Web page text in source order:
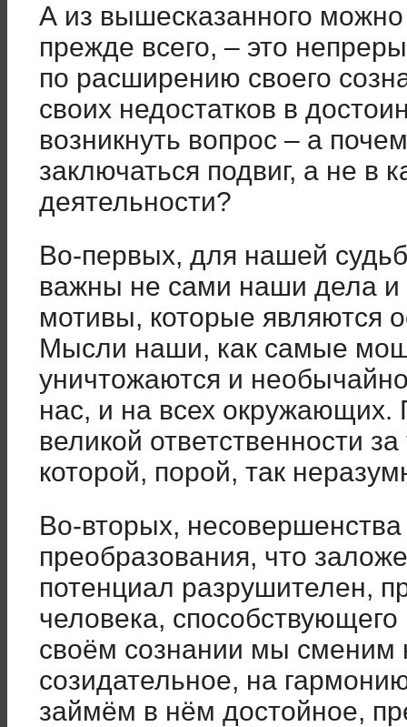
А из вышесказанного можно
прежде всего, – это
по расширению своего
своих недостатков в
возникнуть вопрос – а
заключаться подвиг, а не в
деятельности?
Во-первых, для нашей
важны не сами наши дела и
мотивы, которые являются
Мысли наши, как самые
уничтожаются и
нас, и на всех
великой ответственности
которой, порой, так
Во-вторых,
преобразования, что
потенциал разрушителен,
человека,
своём сознании мы сменим
созидательное, на
займём в нём достойное,